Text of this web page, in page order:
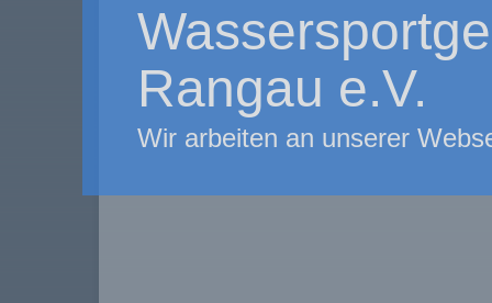
Rangau e.V.
Wir arbeiten an unserer